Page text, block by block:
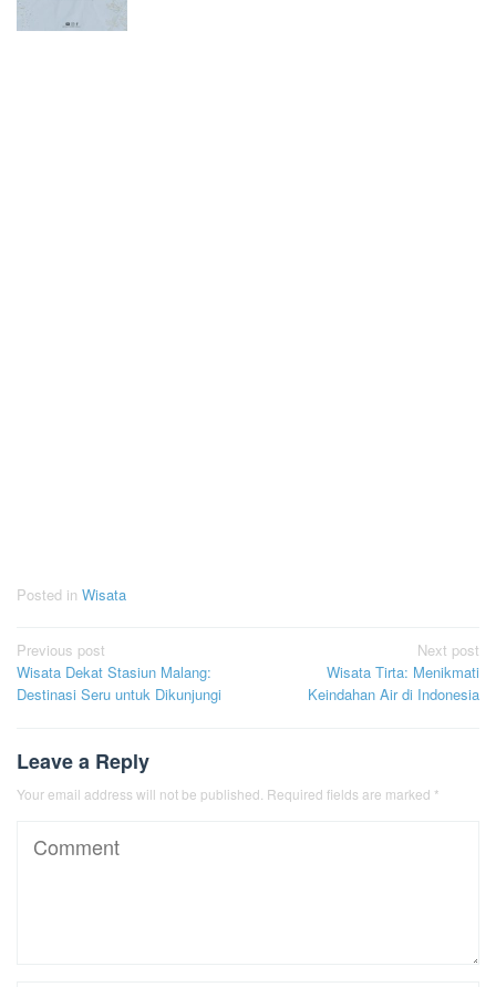
Posted in Wisata
Post
navigation
Previous post
Wisata Dekat Stasiun Malang:
Destinasi Seru untuk Dikunjungi
Next post
Wisata Tirta: Menikmati
Keindahan Air di Indonesia
Leave a Reply
Your email address will not be published. Required fields are marked *